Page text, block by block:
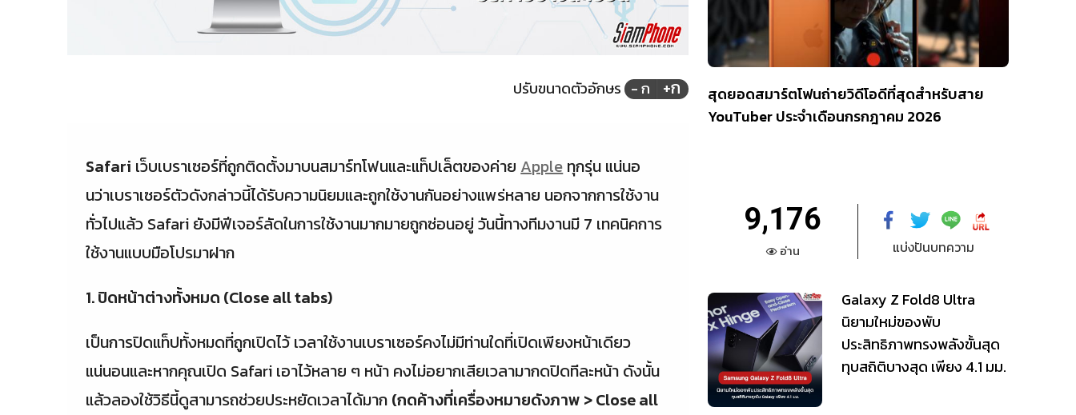
ปรับขนาดตัวอักษร - ก +ก
Safari เว็บเบราเซอร์ที่ถูกติดตั้งมาบนสมาร์ทโฟนและแท็ปเล็ตของค่าย Apple ทุกรุ่น แน่นอ
นว่าเบราเซอร์ตัวดังกล่าวนี้ได้รับความนิยมและถูกใช้งานกันอย่างแพร่หลาย นอกจากการใช้งาน
ทั่วไปแล้ว Safari ยังมีฟีเจอร์ลัดในการใช้งานมากมายถูกซ่อนอยู่ วันนี้ทางทีมงานมี 7 เทคนิคการ
ใช้งานแบบมือโปรมาฝาก
1. ปิดหน้าต่างทั้งหมด (Close all tabs)
เป็นการปิดแท็ปทั้งหมดที่ถูกเปิดไว้ เวลาใช้งานเบราเซอร์คงไม่มีท่านใดที่เปิดเพียงหน้าเดียว
แน่นอนและหากคุณเปิด Safari เอาไว้หลาย ๆ หน้า คงไม่อยากเสียเวลามากดปิดทีละหน้า ดังนั้น
แล้วลองใช้วิธีนี้ดูสามารถช่วยประหยัดเวลาได้มาก (กดค้างที่เครื่องหมายดังภาพ > Close all
สุดยอดสมาร์ตโฟนถ่ายวิดีโอดีที่สุดสำหรับสาย
YouTuber ประจำเดือนกรกฎาคม 2026
9,176
อ่าน แบ่งปันบทความ
Galaxy Z Fold8 Ultra
นิยามใหม่ของพับ
ประสิทธิภาพทรงพลังขั้นสุด
ทุบสถิติบางสุด เพียง 4.1 มม.